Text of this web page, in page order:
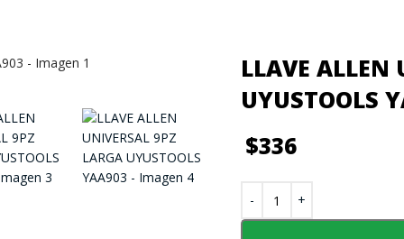
LLAVE ALLEN
UYUSTOOLS
$336